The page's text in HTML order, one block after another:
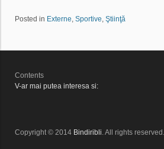
Posted in Externe, Sportive, Ştiinţă
Contents
V-ar mai putea interesa si:
Copyright © 2014 Bindiribli. All rights reserved.